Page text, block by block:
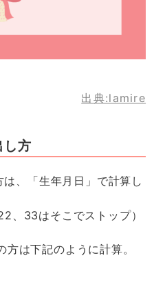
出典:lamire
し方
、「生年月日」で計算し
、33はそこでストップ）
は下記のように計算。